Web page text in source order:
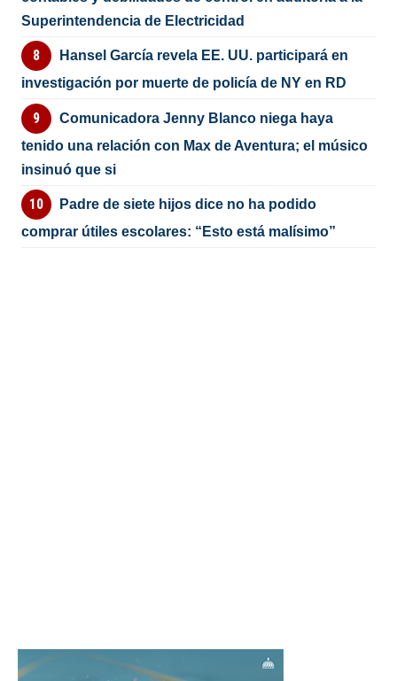
Superintendencia de Electricidad
Hansel García revela EE. UU. participará en
investigación por muerte de policía de NY en RD
Comunicadora Jenny Blanco niega haya
tenido una relación con Max de Aventura; el músico
insinuó que si
Padre de siete hijos dice no ha podido
comprar útiles escolares: “Esto está malísimo”